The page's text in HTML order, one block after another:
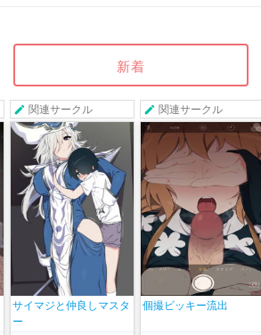
新着
関連サークル
サイマジと仲良しマスタ
ー
関連サークル
個撮ビッキー流出